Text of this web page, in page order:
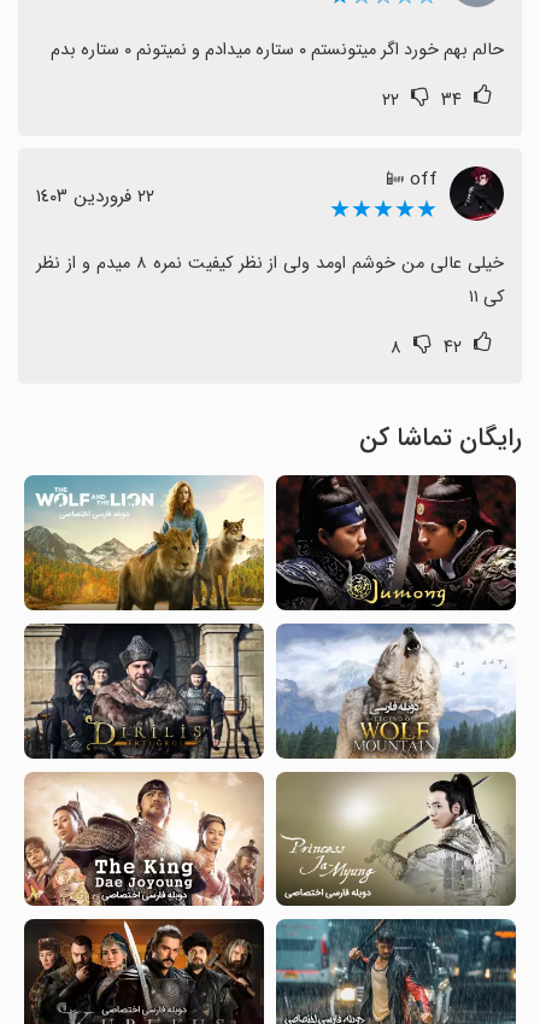
حالم بهم خورد اگر میتونستم ۰ ستاره میدادم و نمیتونم ۰ ستاره بدم
۳۴ ۲۲
off 📴
★★★★★ ٢٢ فروردین ١٤٠٣
کی ۱۱
۴۲ ۸
رایگان تماشا کن